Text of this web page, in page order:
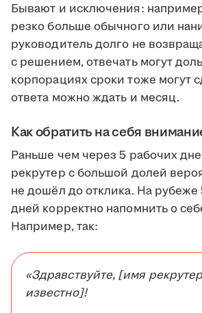
Бывают и исключения:
резко больше обычного или
руководитель долго не
с решением, отвечать могут
корпорациях сроки тоже могут
ответа можно ждать и месяц.
Как обратить на себя
Раньше чем через 5 рабочих
рекрутер с большой долей
не дошёл до отклика. На рубеже
дней корректно напомнить о
Например, так:
«Здравствуйте, [имя
известно]!